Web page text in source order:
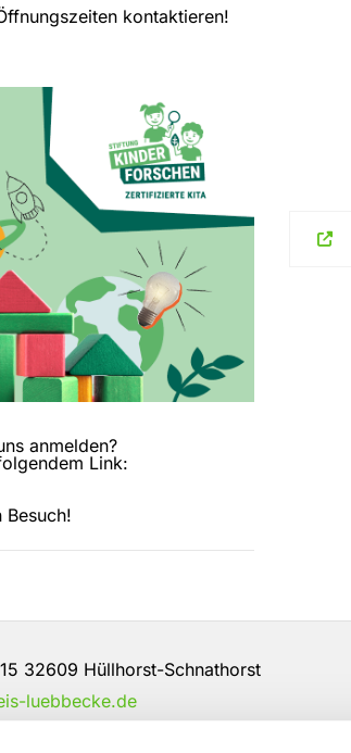
kontaktieren!
anmelden?
Link:
Besuch!
32609 Hüllhorst-Schnathorst
luebbecke.de